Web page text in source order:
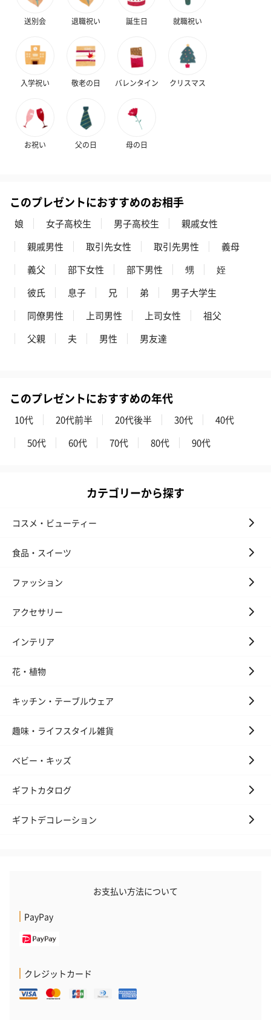
キャンドル・お香
フラッグカプセル：イ
ンセンススティック
フラッグカプセル：イ
ンセンススティック
（880円）
（GRAPE
お酒
お酒を同梱してお届けいたします。
プレミアムビール イネ
実楽山田錦 特別純米
おつまみ・その他
す。
いぶりがっことチーズ
ン）（981円）
しょっつるナ
送別会 退職祝い 誕生日 就職祝い
入学祝い 敬老の日 バレンタイン クリスマス
お祝い 父の日 母の日
このプレゼントにおすすめのお相手
娘 女子高校生 男子高校生
親戚女性
親戚男性
取引先女性 取引先男性
義母
義父
部下女性 部下男性 甥
姪
彼氏
息子 兄 弟
男子大学生
同僚男性
上司男性 上司女性
祖父
父親
夫 男性 男友達
このプレゼントにおすすめの年代
10代 20代前半 20代後半 30代
40代
50代
60代 70代 80代 90代
カテゴリーから探す
コスメ・ビューティー
食品・スイーツ
ファッション
アクセサリー
インテリア
花・植物
キッチン・テーブルウェア
趣味・ライフスタイル雑貨
ベビー・キッズ
ギフトカタログ
ギフトデコレーション
お支払い方法について
PayPay
クレジットカード